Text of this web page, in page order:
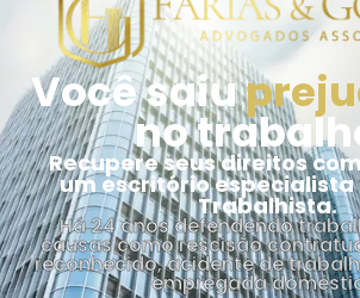
Você saiu
no
Recupere seus direitos
um escritório especialista
Trabalhista.
Há 24 anos defendendo
causas como rescisão
reconhecido, acidente de
empregada